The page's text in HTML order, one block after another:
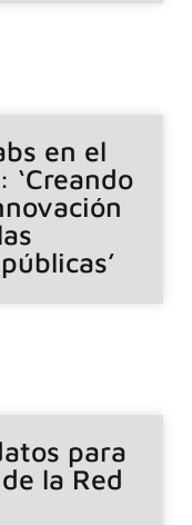
en el
‘Creando
para
la Red